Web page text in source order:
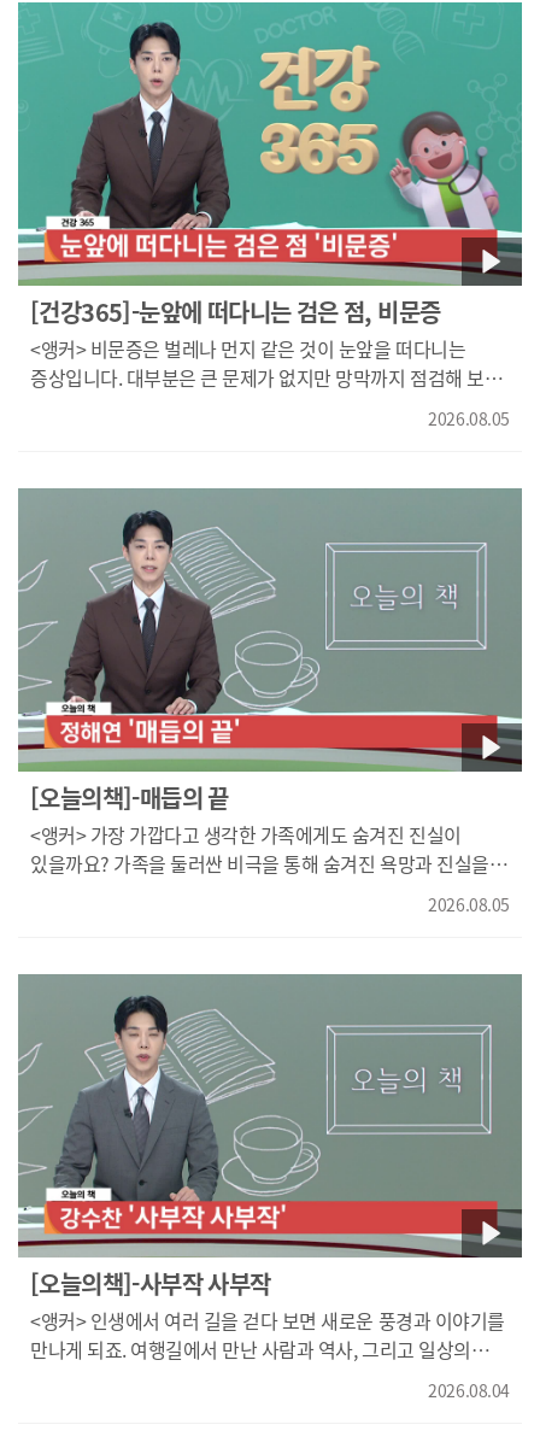
지연기에는 주변보다 어두워 보이는 씻김 현상이 관찰되는데
이 두 가지 특징이 존재할 경우 간세포암종의 확률은 90%
이상으로 높습니다. 정확한 검사가 적절한 치료의 시작입니다.
간암의 치료는 암의 진행 정도와 기저 간질환 상태를
종합적으로 평가해 결정합니다. 간 기능이 양호한 초기 간암은
간 절제술이 우선 권장되며 간 기능이 저하되어 있지만, 암이
크게 진행되지 않은 경우는 간 이식을 시행할 수 있습니다.
또한 2~3cm 이하의 작은 간암은 고주파열치료술과 같은
국소치료로 좋은 효과를 기대할 수 있으며, 이런 치료가
어렵다면, 경동맥화학색전술이나 방사선색전술을 시행할 수
있습니다. 그리고 진행성 또는 전이성단세포 포함해서는 전신
약물 치료를 우선 고려하는데 현재 면역관문 억제제 기반 병용
치료가 1차 치료제로 권고되고 있으며 또한 표적항암제도
사용할 수 있습니다. 전문 의료진과 충분한 상의 이후에 가장
발견하시기 바랍니다. 건강365였습니다.
Z세대 핵심 키워드인 '메타센싱'을 중심으로 감정 관리와 관계,
소비 방식 변화를 살펴보는데요. AI를 단순한 검색 도구가 아닌
감정을 관리하는 도구로 활용하는 Z세대의 특징도 소개합니다.
또 콘텐츠를 소비하는 방식과 지금 이 순간의 경험을 중시하는
소비 성향도 함께 분석하는데요. 급변하는 시대, Z세대의 감정
관리와 가치관, 관계와 소비 방식을 다양한 사례를 통해
풀어냅니다. 새로운 시대의 흐름을 한눈에 살필 수 있는
책입니다. 오늘의 책이었습니다.
[건강365]-눈앞에 떠다니는 검은 점, 비문증
<앵커> 비문증은 벌레나 먼지 같은 것이 눈앞을 떠다니는
증상입니다. 대부분은 큰 문제가 없지만 망막까지 점검해 보는
눈앞에 실오라기나 검은 점이 떠다니는 것처럼 보인다면
있지만 망막 질환의 신호일 수도 있는데요. (최성원 원안과
대표 원장님 / 계명대학교 의과대학 학사 의학사, 계명대
동산의료원 안과 외래교수} 비문증은 안구 내의 유리체라는
공간에서 생기는 문제고, 망막 앞 표면에 있습니다. 원래는
이쪽에 투명한 젤 같은 구조물들이 꽉 차 있다고 생각을 하시면
되는데 이런 것들이 시간이 지나면 조금씩 녹기 시작합니다.
액화 현상이 시작이 되는 거고, 그 과정에서 조금 덜 녹은
유리체가 부유물처럼 여기 공간에 떠 있을 수 있습니다. 그런
것들에서 환자분들이 이제 까만 점이 떠다닌다, 실타래가
떠다닌다, 머리카락이 떠다닌다 이렇게 표현하는 것이, 우리가
알고 있는 일반적인 정상적인 비문증의 원리가 되겠습니다.
비문증 자체는 흔한 증상이지만 원인을 구분하는 것이
중요한데요. 갑자기 증상이 심해졌다면 반드시 진료를 받아야
합니다. 일반적인 비문증은 여기에 생기는 부유물들 때문에
환자분들이 까만 점이나 머리카락 같은 것들이 보인다고
방문하셔서 치료를 하셔야 됩니다. 원인이라고 하신 것은
대부분은 망막이 어디가 찢어지거나, 유리체 출혈이 생기거나
이런 경우가 대부분이고요. 고런 경우에서 환자분들이 느끼는
증상으로는, 1~2개 혹은 10개쯤 보이는 비문증이 어느 날
갑자기 수백 개가 보이면서 그 증상이 며칠 동안 계속 이어질
때, 그런 증상이 생긴다면 빨리 병원을 찾아서 검사를 하시는
것이 필요합니다. 망막 질환은 치료 시기를 놓치면 시력 저하로
이어질 수 있는데요. 갑작스러운 증상 변화는 그냥 지나쳐서는
안 됩니다. 정상적인 비문증은 사실 치료의 대상이 되지는
않습니다. 이제 비유를 하자면 이거는 비문증 떠다니는 그런
것들이 있다고 해서 망막 수술을 하는 것은 벼룩이 있다고 집을
태우는 것과 같은 이치일 수 있습니다. 그래서 일반적인 보통의
비문증은 치료의 개념보다 치료의 개념이 호전의 개념보다는
오히려 적응하는 그런 개념이 조금 더 가까울 것으로 생각을
2026.08.05
[오늘의책]-매듭의 끝
<앵커> 가장 가깝다고 생각한 가족에게도 숨겨진 진실이
있을까요? 가족을 둘러싼 비극을 통해 숨겨진 욕망과 진실을
아버지의 갑작스러운 죽음을 둘러싼 의혹에서 시작되는
진실을 추적하기 시작하는데요. 작품은 가장 가까운 가족
사이에서도 쉽게 드러나지 않는 진실과 감정을 생생하게
그려냅니다. 이 과정에서 인간의 근본적인 욕망과 모성도
덧붙여 담아내는데요. 작가는 치밀하게 계산된 전개와 빠른
속도감으로 사건의 실체를 하나씩 드러냅니다. 좀처럼 쉽게
풀리지 않는 사건과 복잡하게 얽힌 관계를 따라가며 무더위를
잊게 할 긴장감을 선사합니다. 오늘의 책이었습니다.
2026.08.05
[오늘의책]-사부작 사부작
<앵커> 인생에서 여러 길을 걷다 보면 새로운 풍경과 이야기를
만나게 되죠. 여행길에서 만난 사람과 역사, 그리고 일상의
2026.08.04